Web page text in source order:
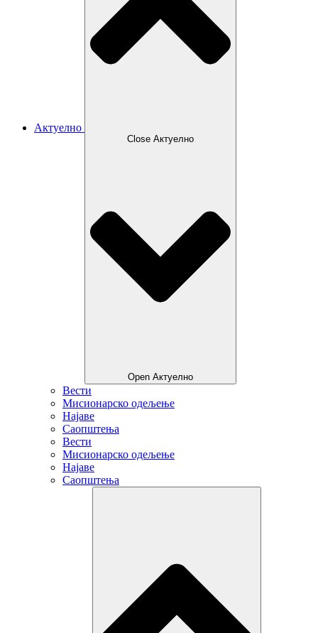
Актуелно
Close Актуелно
Open Актуелно
Вести
Мисионарско одељење
Најаве
Саопштења
Вести
Мисионарско одељење
Најаве
Саопштења